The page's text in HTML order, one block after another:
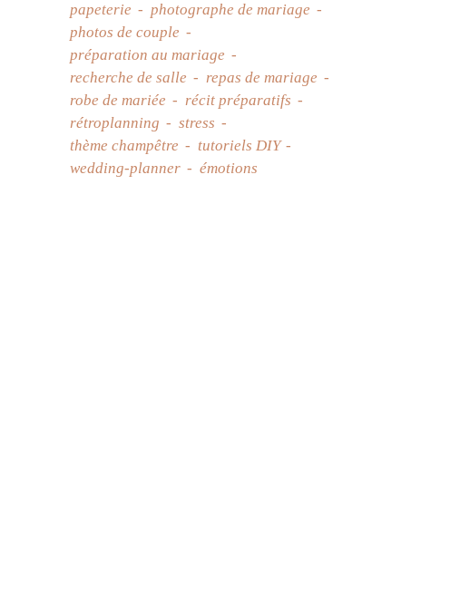
papeterie
photographe de mariage
photos de couple
préparation au mariage
recherche de salle
repas de mariage
robe de mariée
récit préparatifs
rétroplanning
stress
thème champêtre
tutoriels DIY
wedding-planner
émotions